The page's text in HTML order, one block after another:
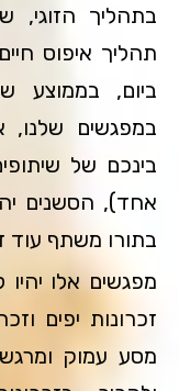
בתהליך הזוגי,
תהליך איפוס
אחד), הסשנים
בתורו משתף עוד
מפגשים אלו
זכרונות יפים
מסע עמוק